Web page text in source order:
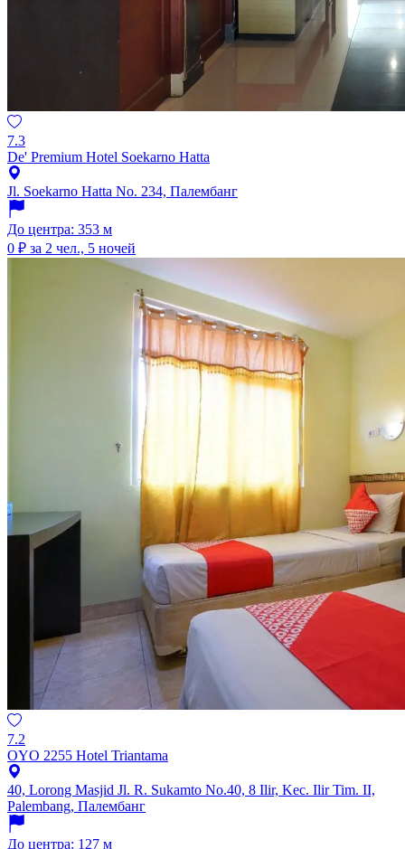
7.3
De' Premium Hotel Soekarno Hatta
Jl. Soekarno Hatta No. 234, Палембанг
До центра: 353 м
0 ₽ за 2 чел., 5 ночей
7.2
OYO 2255 Hotel Triantama
40, Lorong Masjid Jl. R. Sukamto No.40, 8 Ilir, Kec. Ilir Tim. II,
Palembang, Палембанг
До центра: 127 м